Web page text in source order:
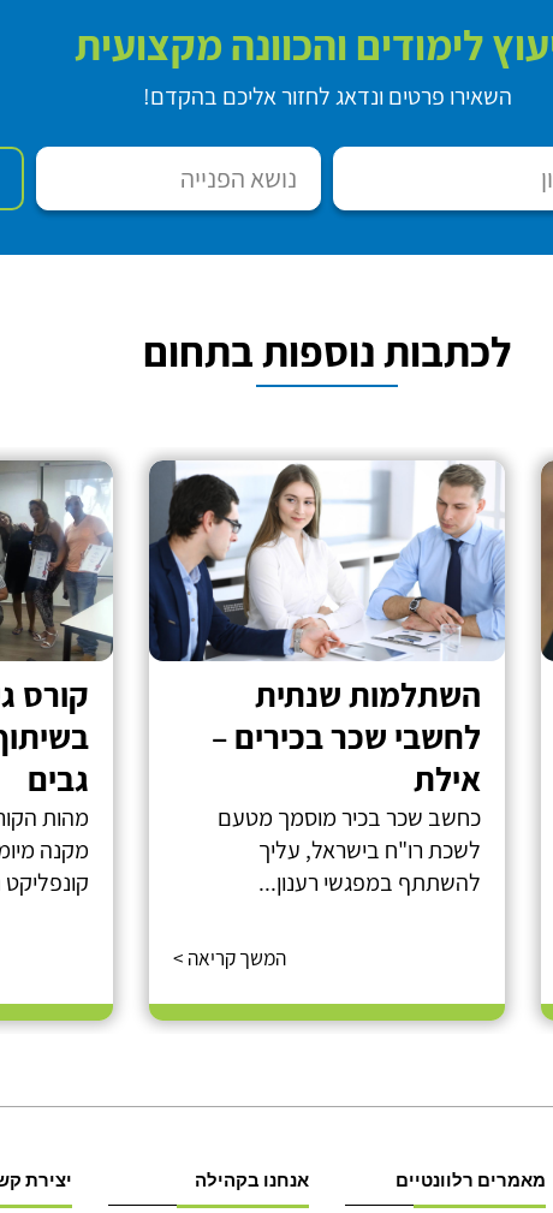
לימודים והכוונה מקצועית
השאירו פרטים ונדאג לחזור אליכם בהקדם!
לכתבות נוספות בתחום
השתלמות שנתית
לחשבי שכר בכירים –
אילת
כחשב שכר בכיר מוסמך מטעם
לשכת רו"ח בישראל, עליך
להשתתף במפגשי רענון...
המשך קריאה >
קורס
גבים
מהות
מקנה
מאמרים רלוונטיים אנחנו בקהילה יצירת